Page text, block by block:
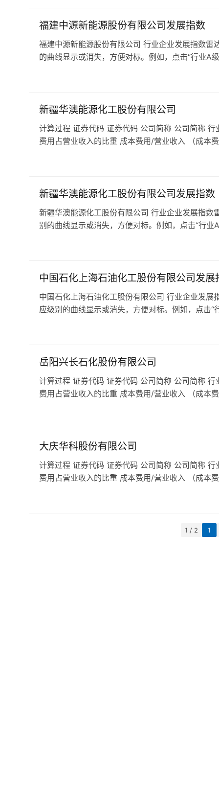
福建中源新能源股份有限公司发展指数
福建中源新能源股份有限公司 行业企业发展指数雷
的曲线显示或消失，方便对标。例如，点击“行业A
新疆华澳能源化工股份有限公司
计算过程 证券代码 证券代码 公司简称 公司简称
费用占营业收入的比重 成本费用/营业收入 （成本
新疆华澳能源化工股份有限公司发展指数
新疆华澳能源化工股份有限公司 行业企业发展指数
别的曲线显示或消失，方便对标。例如，点击“行业
中国石化上海石油化工股份有限公司发展
中国石化上海石油化工股份有限公司 行业企业发
应级别的曲线显示或消失，方便对标。例如，点击“
岳阳兴长石化股份有限公司
计算过程 证券代码 证券代码 公司简称 公司简称
费用占营业收入的比重 成本费用/营业收入 （成本
大庆华科股份有限公司
计算过程 证券代码 证券代码 公司简称 公司简称
费用占营业收入的比重 成本费用/营业收入 （成本
1 / 2 1